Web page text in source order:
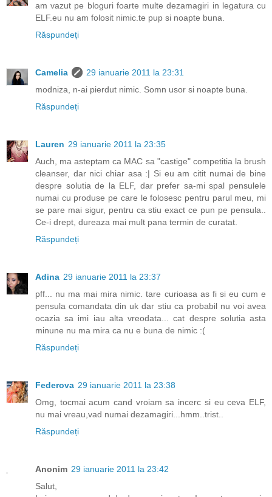
am vazut pe bloguri foarte multe dezamagiri in legatura cu
ELF.eu nu am folosit nimic.te pup si noapte buna.
Răspundeți
Camelia
29 ianuarie 2011 la 23:31
modniza, n-ai pierdut nimic. Somn usor si noapte buna.
Răspundeți
Lauren 29 ianuarie 2011 la 23:35
Auch, ma asteptam ca MAC sa "castige" competitia la brush
cleanser, dar nici chiar asa :| Si eu am citit numai de bine
despre solutia de la ELF, dar prefer sa-mi spal pensulele
numai cu produse pe care le folosesc pentru parul meu, mi
se pare mai sigur, pentru ca stiu exact ce pun pe pensula..
Ce-i drept, dureaza mai mult pana termin de curatat.
Răspundeți
Adina 29 ianuarie 2011 la 23:37
pff... nu ma mai mira nimic. tare curioasa as fi si eu cum e
pensula comandata din uk dar stiu ca probabil nu voi avea
ocazia sa imi iau alta vreodata... cat despre solutia asta
minune nu ma mira ca nu e buna de nimic :(
Răspundeți
Federova 29 ianuarie 2011 la 23:38
Omg, tocmai acum cand vroiam sa incerc si eu ceva ELF,
nu mai vreau,vad numai dezamagiri...hmm..trist..
Răspundeți
Anonim 29 ianuarie 2011 la 23:42
Salut,